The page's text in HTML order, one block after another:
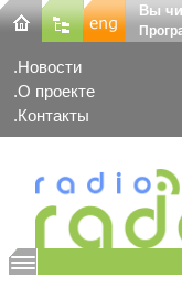
Вы
Новости
О проекте
Контакты